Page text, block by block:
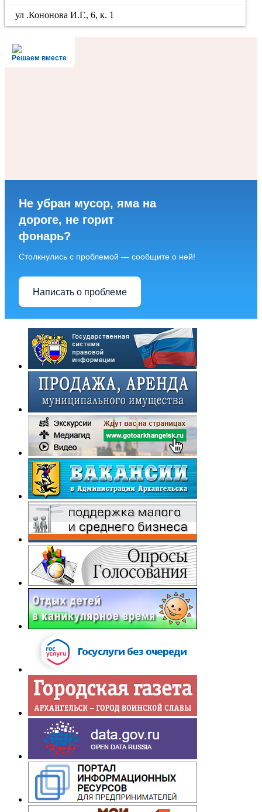
ул .Кононова И.Г., 6, к. 1
Решаем вместе
Не убран мусор, яма на
дороге, не горит
фонарь?
Столкнулись с проблемой — сообщите о ней!
Написать о проблеме